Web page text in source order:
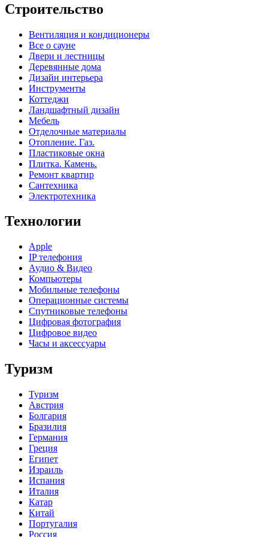
Строительство
Вентиляция и кондиционеры
Все о сауне
Двери и лестницы
Деревянные дома
Дизайн интерьера
Инструменты
Коттеджи
Ландшафтный дизайн
Мебель
Отделочные материалы
Отопление. Газ.
Пластиковые окна
Плитка. Камень.
Ремонт квартир
Сантехника
Электротехника
Технологии
Apple
IP телефония
Аудио & Видео
Компьютеры
Мобильные телефоны
Операционные системы
Спутниковые телефоны
Цифровая фотография
Цифровое видео
Часы и аксессуары
Туризм
Туризм
Австрия
Болгария
Бразилия
Германия
Греция
Египет
Израиль
Испания
Италия
Катар
Китай
Португалия
Россия